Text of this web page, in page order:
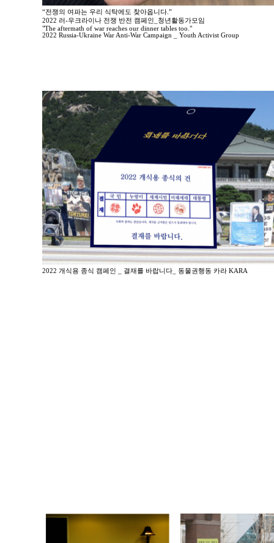
“전쟁의 여파는 우리 식탁에도 찾아옵니다.”
2022 러-우크라이나 전쟁 반전 캠페인_청년활동가모임
"The aftermath of war reaches our dinner tables too."
2022 Russia-Ukraine War Anti-War Campaign _ Youth Activist Group
2022 개식용 종식 캠페인 _ 결재를 바랍니다_ 동물권행동 카라 KARA